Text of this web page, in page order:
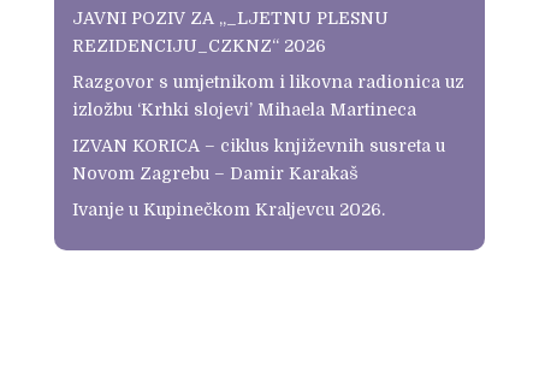
JAVNI POZIV ZA „_LJETNU PLESNU
REZIDENCIJU_CZKNZ“ 2026
Razgovor s umjetnikom i likovna radionica uz
izložbu ‘Krhki slojevi’ Mihaela Martineca
IZVAN KORICA – ciklus književnih susreta u
Novom Zagrebu – Damir Karakaš
Ivanje u Kupinečkom Kraljevcu 2026.